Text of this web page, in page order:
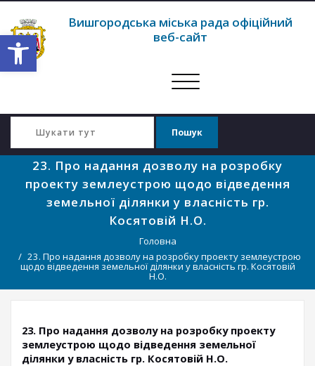
Відкрити Панель інструментів
Вишгородська міська рада офіційний
веб-сайт
Перемкнути
23. Про надання дозволу на розробку
проекту землеустрою щодо відведення
земельної ділянки у власність гр.
Косятовій Н.О.
Головна
23. Про надання дозволу на розробку проекту землеустрою
щодо відведення земельної ділянки у власність гр. Косятовій
Н.О.
23. Про надання дозволу на розробку проекту
землеустрою щодо відведення земельної
ділянки у власність гр. Косятовій Н.О.